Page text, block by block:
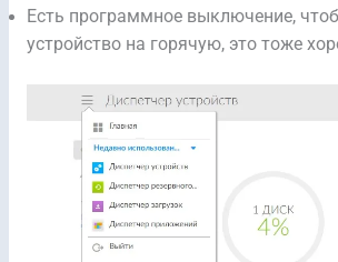
Есть программное выключение,
устройство на горячую, это тоже